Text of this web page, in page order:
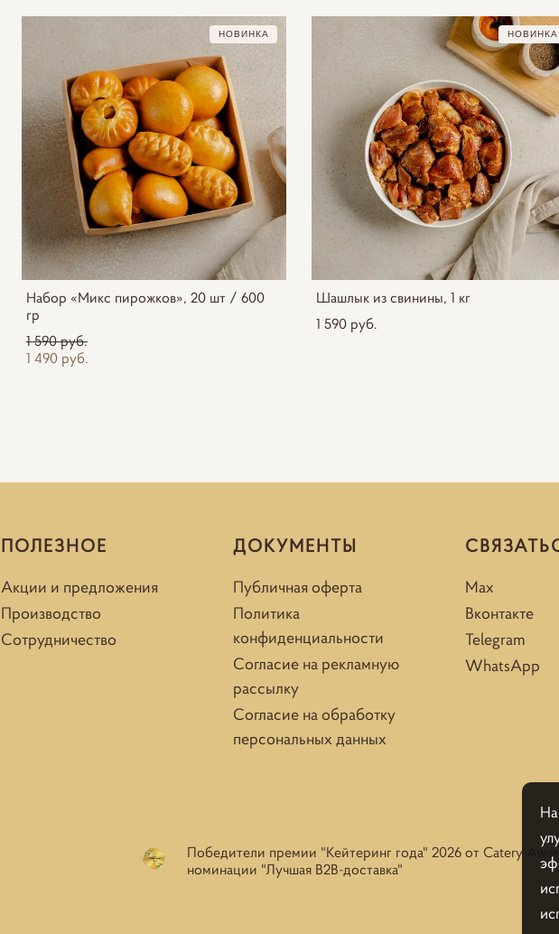
НОВИНКА
Набор «Микс пирожков», 20 шт / 600
гр
1 590 pуб.
1 490 pуб.
НОВИНКА
Шашлык из свинины, 1 кг
1 590 pуб.
ПОЛЕЗНОЕ
Акции и предложения
Производство
Сотрудничество
ДОКУМЕНТЫ
Публичная оферта
Политика
конфиденциальности
Согласие на рекламную
рассылку
Согласие на обработку
персональных данных
Max
Вконтакте
Telegram
WhatsApp
Победители премии "Кейтеринг года" 2026 от Catery
номинации "Лучшая B2B-доставка"